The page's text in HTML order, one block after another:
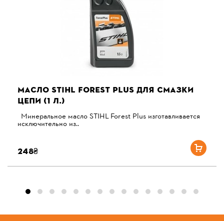
МАСЛО STIHL FOREST PLUS ДЛЯ СМАЗКИ
ЦЕПИ (1 Л.)
Минеральное масло STIHL Forest Plus изготавливается
исключительно из..
248₴